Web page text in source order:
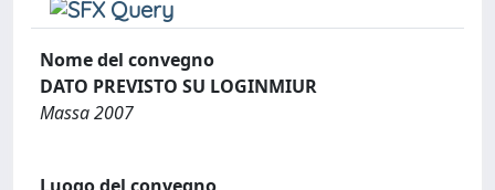
Nome del convegno
DATO PREVISTO SU LOGINMIUR
Massa 2007
Luogo del convegno